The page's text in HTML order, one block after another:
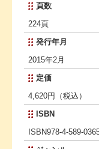
頁数
224頁
発行年月
2015年2月
定価
4,620円（税込）
ISBN
ISBN978-4-589-